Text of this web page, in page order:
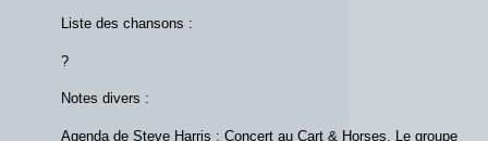
Liste des chansons :
?
Notes divers :
Agenda de Steve Harris : Concert au Cart & Horses. Le groupe